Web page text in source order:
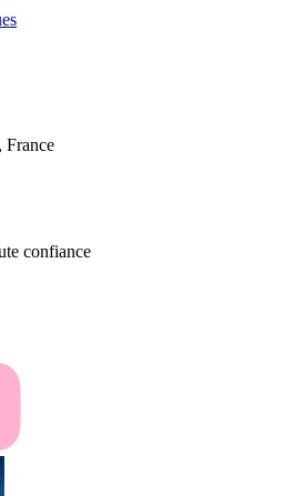
France
confiance